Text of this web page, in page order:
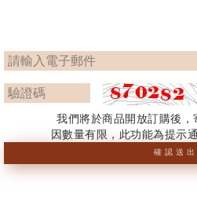
我們將於商品開放訂購後，
因數量有限，此功能為提示
確認送出